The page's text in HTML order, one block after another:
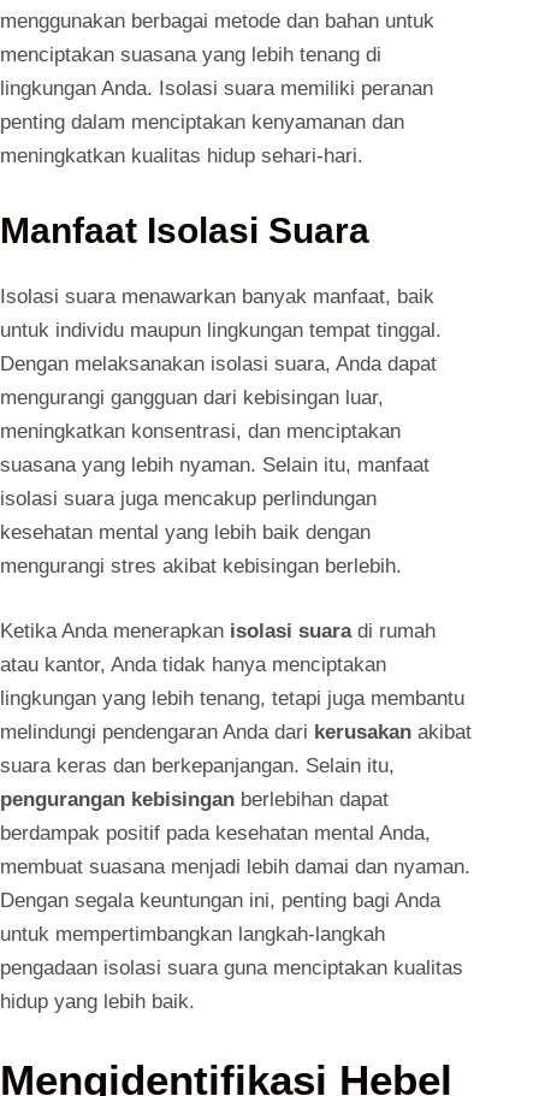
menggunakan berbagai metode dan bahan untuk
menciptakan suasana yang lebih tenang di
lingkungan Anda. Isolasi suara memiliki peranan
penting dalam menciptakan kenyamanan dan
meningkatkan kualitas hidup sehari-hari.
Manfaat Isolasi Suara
Isolasi suara menawarkan banyak manfaat, baik
untuk individu maupun lingkungan tempat tinggal.
Dengan melaksanakan isolasi suara, Anda dapat
mengurangi gangguan dari kebisingan luar,
meningkatkan konsentrasi, dan menciptakan
suasana yang lebih nyaman. Selain itu, manfaat
isolasi suara juga mencakup perlindungan
kesehatan mental yang lebih baik dengan
mengurangi stres akibat kebisingan berlebih.
Ketika Anda menerapkan isolasi suaradi rumah
atau kantor, Anda tidak hanya menciptakan
lingkungan yang lebih tenang, tetapi juga membantu
melindungi pendengaran Anda dari kerusakan akibat
suara keras dan berkepanjangan. Selain itu,
pengurangan kebisingan berlebihan dapat
berdampak positif pada kesehatan mental Anda,
membuat suasana menjadi lebih damai dan nyaman.
Dengan segala keuntungan ini, penting bagi Anda
untuk mempertimbangkan langkah-langkah
pengadaan isolasi suara guna menciptakan kualitas
hidup yang lebih baik.
Mengidentifikasi Hebel